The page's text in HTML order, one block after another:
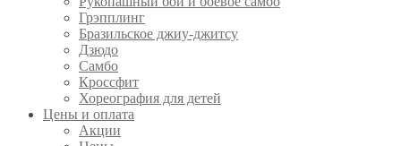
Грэпплинг
Бразильское джиу-джитсу
Дзюдо
Самбо
Кроссфит
Хореография для детей
Цены и оплата
Акции